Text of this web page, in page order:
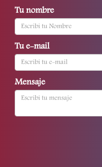
Tu nombre
Tu e-mail
Mensaje